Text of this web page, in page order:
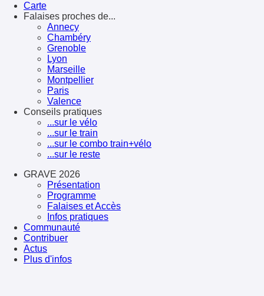
Carte
Falaises proches de...
Annecy
Chambéry
Grenoble
Lyon
Marseille
Montpellier
Paris
Valence
Conseils pratiques
...sur le vélo
...sur le train
...sur le combo train+vélo
...sur le reste
GRAVE 2026
Présentation
Programme
Falaises et Accès
Infos pratiques
Communauté
Contribuer
Actus
Plus d'infos